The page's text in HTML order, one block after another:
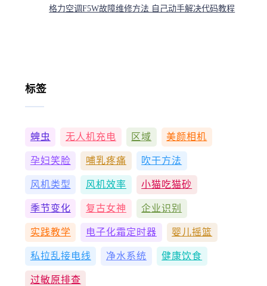
格力空调F5W故障维修方法 自己动手解决代码教程
标签
蜱虫 无人机充电 区域 美颜相机
孕妇笑脸 哺乳疼痛 吹干方法
风机类型 风机效率 小猫吃猫砂
季节变化 复古女神 企业识别
实践教学 电子化霜定时器 婴儿摇篮
私拉乱接电线 净水系统 健康饮食
过敏原排查